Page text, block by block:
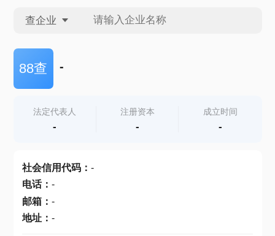
查企业
查企业
查产地
88查 -
法定代表人
-
注册资本
-
成立时间
-
社会信用代码： -
电话： -
邮箱： -
地址： -